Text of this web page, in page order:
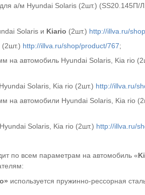
а/м Hyundai Solaris (2шт.) (SS20.145П/
Solaris и Kiario (2шт.) http://illva.ru/
http://illva.ru/shop/product/767;
на автомобиль Hyundai Solaris, Kia rio
Solaris, Kia rio (2шт.) http://illva.ru/
на автомобили Hyundai Solaris, Kia rio
Solaris, Kia rio (2шт.) http://illva.ru/
по всем параметрам на автомобиль «
» используется пружинно-рессорная